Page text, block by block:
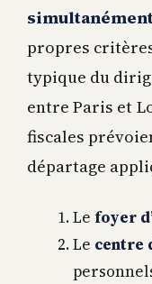
propres critères
typique du
entre Paris et
fiscales
départage
Le foyer
Le centre